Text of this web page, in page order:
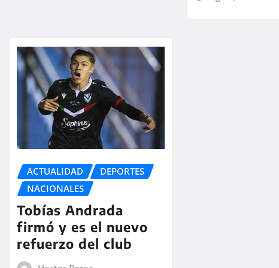
ACTUALIDAD
DEPORTES
NACIONALES
Tobías Andrada
firmó y es el nuevo
refuerzo del club